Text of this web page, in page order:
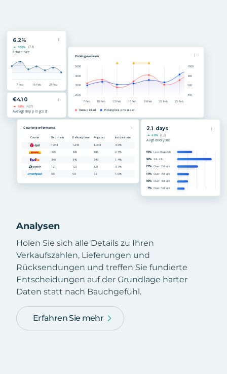
Analysen
Holen Sie sich alle Details zu Ihren
Verkaufszahlen, Lieferungen und
Rücksendungen und treffen Sie fundierte
Entscheidungen auf der Grundlage harter
Daten statt nach Bauchgefühl.
Erfahren Sie mehr